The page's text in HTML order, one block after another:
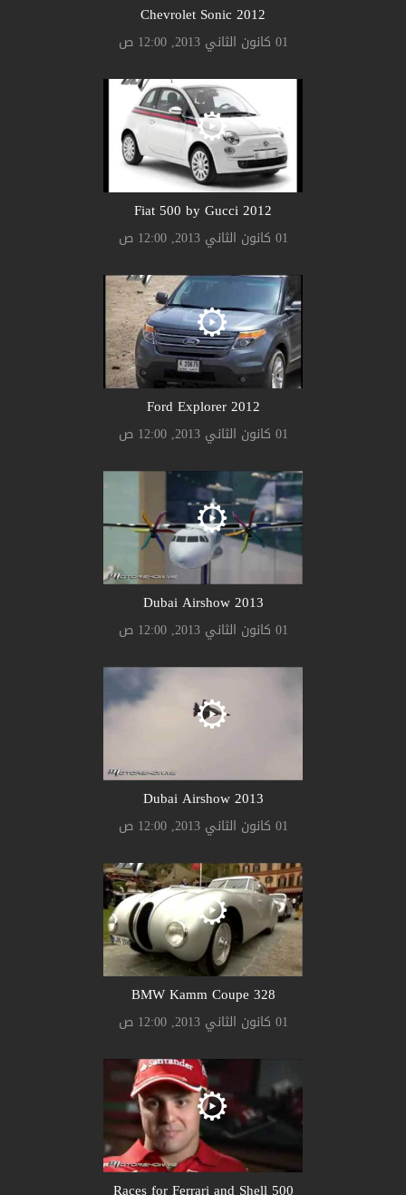
2012 Chevrolet Sonic
01 كانون الثاني 2013, 12:00 ص
2012 Fiat 500 by Gucci
01 كانون الثاني 2013, 12:00 ص
2012 Ford Explorer
01 كانون الثاني 2013, 12:00 ص
2013 Dubai Airshow
01 كانون الثاني 2013, 12:00 ص
2013 Dubai Airshow
01 كانون الثاني 2013, 12:00 ص
328 BMW Kamm Coupe
01 كانون الثاني 2013, 12:00 ص